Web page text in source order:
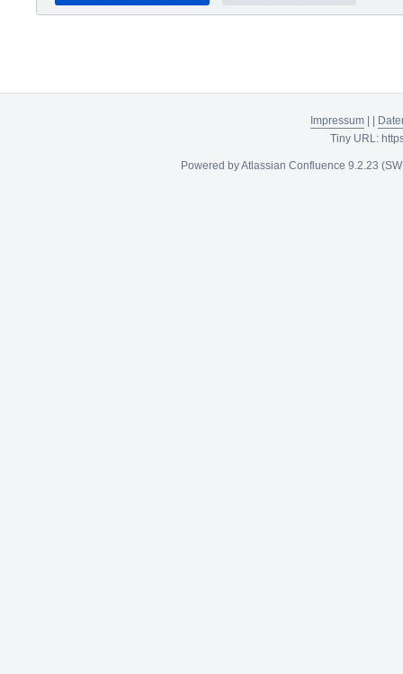
Impressum|
Tiny URL:
Powered byAtlassian Confluence 9.2.23